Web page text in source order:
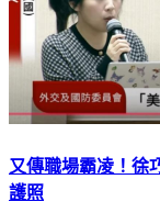
又傳職場霸凌！徐